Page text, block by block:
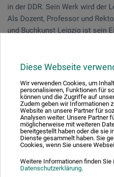
Diese Webseite
Wir verwenden Cookies, um
personalisieren, Funktionen für
können und die Zugriffe auf
Zudem geben wir Informationen
Website an unsere Partner für
Analysen weiter. Unsere Partner
möglicherweise mit weiteren
bereitgestellt haben oder die sie
Dienste gesammelt haben. Sie
Cookies, wenn Sie unsere
Weitere Informationen finden Sie
Datenschutzerklärung.
in der DDR. Sein Werk wird der
Als Dozent, Professor und
und Buchkunst Leipzig ist sein
würdigt sein Werk mit einer
Teilen:
Ausgezeichnet sicher